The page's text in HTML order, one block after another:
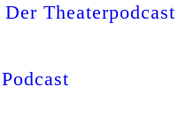
Theaterpodcast